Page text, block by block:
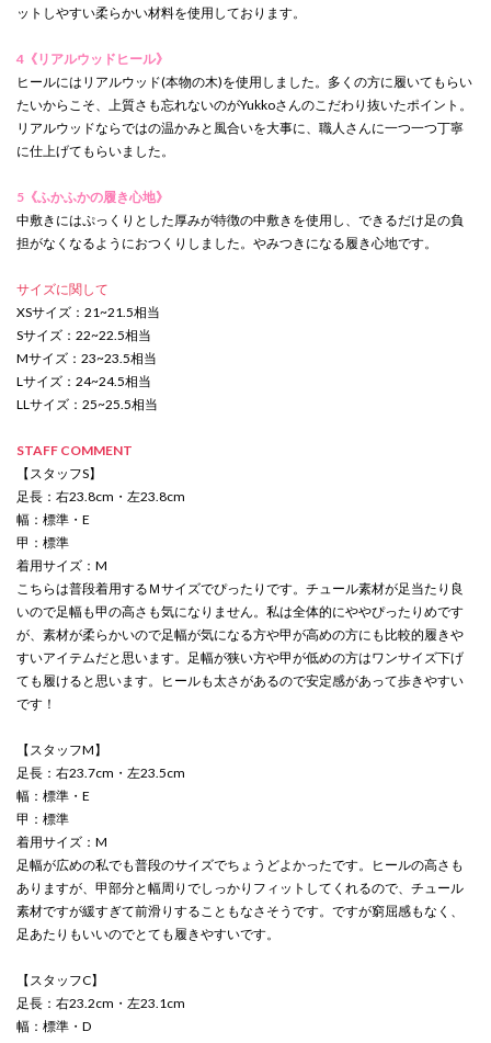
ットしやすい柔らかい材料を使用しております。
4《リアルウッドヒール》
ヒールにはリアルウッド(本物の木)を使用しました。多くの方に履いてもらい
たいからこそ、上質さも忘れないのがYukkoさんのこだわり抜いたポイント。
リアルウッドならではの温かみと風合いを大事に、職人さんに一つ一つ丁寧
に仕上げてもらいました。
5《ふかふかの履き心地》
中敷きにはぷっくりとした厚みが特徴の中敷きを使用し、できるだけ足の負
担がなくなるようにおつくりしました。やみつきになる履き心地です。
サイズに関して
XSサイズ：21~21.5相当
Sサイズ：22~22.5相当
Mサイズ：23~23.5相当
Lサイズ：24~24.5相当
LLサイズ：25~25.5相当
STAFF COMMENT
【スタッフS】
足長：右23.8cm・左23.8cm
幅：標準・E
甲：標準
着用サイズ：M
こちらは普段着用するＭサイズでぴったりです。チュール素材が足当たり良
いので足幅も甲の高さも気になりません。私は全体的にややぴったりめです
が、素材が柔らかいので足幅が気になる方や甲が高めの方にも比較的履きや
すいアイテムだと思います。足幅が狭い方や甲が低めの方はワンサイズ下げ
ても履けると思います。ヒールも太さがあるので安定感があって歩きやすい
です！
【スタッフM】
足長：右23.7cm・左23.5cm
幅：標準・E
甲：標準
着用サイズ：M
足幅が広めの私でも普段のサイズでちょうどよかったです。ヒールの高さも
ありますが、甲部分と幅周りでしっかりフィットしてくれるので、チュール
素材ですが緩すぎて前滑りすることもなさそうです。ですが窮屈感もなく、
足あたりもいいのでとても履きやすいです。
【スタッフC】
足長：右23.2cm・左23.1cm
幅：標準・D